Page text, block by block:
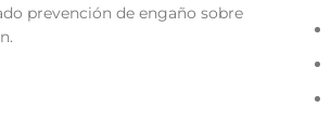
prevención de engaño sobre